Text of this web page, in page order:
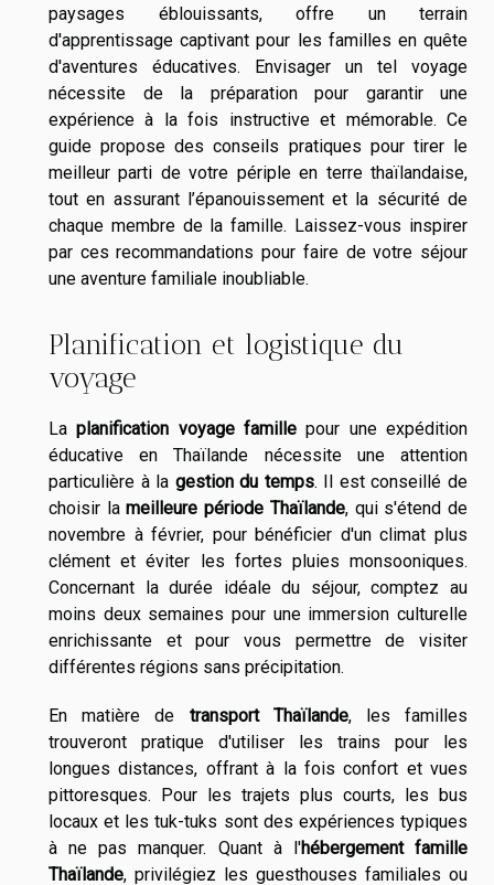
paysages éblouissants, offre un terrain
d'apprentissage captivant pour les familles en quête
d'aventures éducatives. Envisager un tel voyage
nécessite de la préparation pour garantir une
expérience à la fois instructive et mémorable. Ce
guide propose des conseils pratiques pour tirer le
meilleur parti de votre périple en terre thaïlandaise,
tout en assurant l’épanouissement et la sécurité de
chaque membre de la famille. Laissez-vous inspirer
par ces recommandations pour faire de votre séjour
une aventure familiale inoubliable.
Planification et logistique du
voyage
Laplanification voyage famille pour une expédition
éducative en Thaïlande nécessite une attention
particulière à la gestion du temps. Il est conseillé de
choisir lameilleure période Thaïlande, qui s'étend de
novembre à février, pour bénéficier d'un climat plus
clément et éviter les fortes pluies monsooniques.
Concernant la durée idéale du séjour, comptez au
moins deux semaines pour une immersion culturelle
enrichissante et pour vous permettre de visiter
différentes régions sans précipitation.
En matière de transport Thaïlande, les familles
trouveront pratique d'utiliser les trains pour les
longues distances, offrant à la fois confort et vues
pittoresques. Pour les trajets plus courts, les bus
locaux et les tuk-tuks sont des expériences typiques
à ne pas manquer. Quant à l'hébergement famille
Thaïlande, privilégiez les guesthouses familiales ou